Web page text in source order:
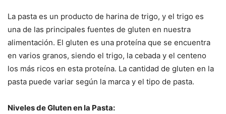
La pasta es un producto de harina de trigo, y el trigo es
una de las principales fuentes de gluten en nuestra
alimentación. El gluten es una proteína que se encuentra
en varios granos, siendo el trigo, la cebada y el centeno
los más ricos en esta proteína. La cantidad de gluten en la
pasta puede variar según la marca y el tipo de pasta.
Niveles de Gluten en la Pasta: